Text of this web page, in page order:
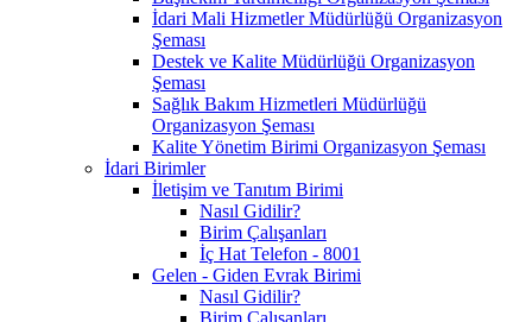
İdari Mali Hizmetler Müdürlüğü Organizasyon
Şeması
Destek ve Kalite Müdürlüğü Organizasyon
Şeması
Sağlık Bakım Hizmetleri Müdürlüğü
Organizasyon Şeması
Kalite Yönetim Birimi Organizasyon Şeması
İdari Birimler
İletişim ve Tanıtım Birimi
Nasıl Gidilir?
Birim Çalışanları
İç Hat Telefon - 8001
Gelen - Giden Evrak Birimi
Nasıl Gidilir?
Birim Çalışanları